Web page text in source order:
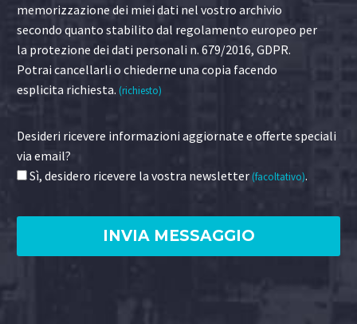
memorizzazione dei miei dati nel vostro archivio
secondo quanto stabilito dal regolamento europeo per
la protezione dei dati personali n. 679/2016, GDPR.
Potrai cancellarli o chiederne una copia facendo
esplicita richiesta. (richiesto)
Desideri ricevere informazioni aggiornate e offerte speciali
via email?
Sì, desidero ricevere la vostra newsletter(facoltativo).